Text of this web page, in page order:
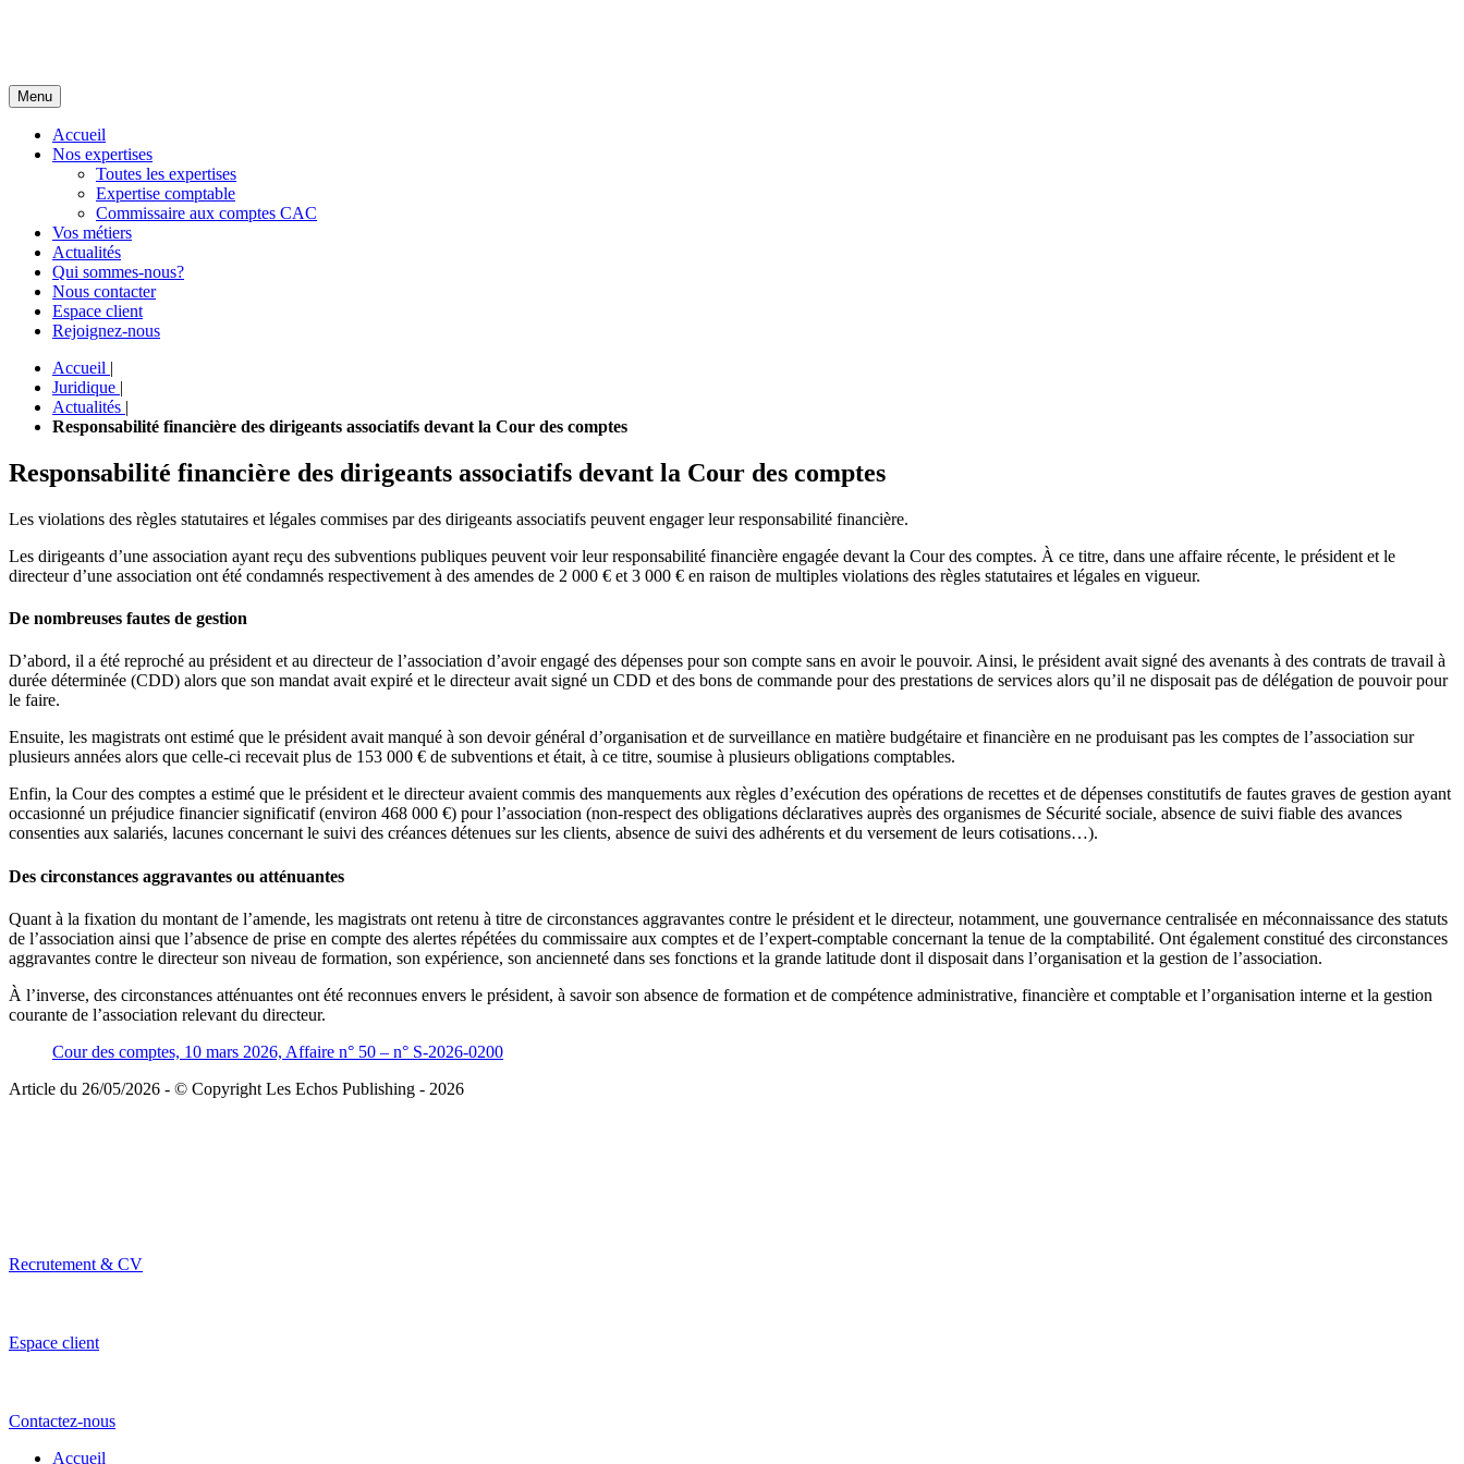
Menu
Accueil
Nos expertises
Toutes les expertises
Expertise comptable
Commissaire aux comptes CAC
Vos métiers
Actualités
Qui sommes-nous?
Nous contacter
Espace client
Rejoignez-nous
Accueil |
Juridique |
Actualités |
Responsabilité financière des dirigeants associatifs devant la Cour des comptes
Responsabilité financière des dirigeants associatifs devant la Cour des comptes
Les violations des règles statutaires et légales commises par des dirigeants associatifs peuvent engager leur responsabilité financière.
Les dirigeants d’une association ayant reçu des subventions publiques peuvent voir leur responsabilité financière engagée devant la Cour des comptes. À ce titre, dans une affaire récente, le président et le
directeur d’une association ont été condamnés respectivement à des amendes de 2 000 € et 3 000 € en raison de multiples violations des règles statutaires et légales en vigueur.
De nombreuses fautes de gestion
D’abord, il a été reproché au président et au directeur de l’association d’avoir engagé des dépenses pour son compte sans en avoir le pouvoir. Ainsi, le président avait signé des avenants à des contrats de travail à
durée déterminée (CDD) alors que son mandat avait expiré et le directeur avait signé un CDD et des bons de commande pour des prestations de services alors qu’il ne disposait pas de délégation de pouvoir pour
le faire.
Ensuite, les magistrats ont estimé que le président avait manqué à son devoir général d’organisation et de surveillance en matière budgétaire et financière en ne produisant pas les comptes de l’association sur
plusieurs années alors que celle-ci recevait plus de 153 000 € de subventions et était, à ce titre, soumise à plusieurs obligations comptables.
Enfin, la Cour des comptes a estimé que le président et le directeur avaient commis des manquements aux règles d’exécution des opérations de recettes et de dépenses constitutifs de fautes graves de gestion ayant
occasionné un préjudice financier significatif (environ 468 000 €) pour l’association (non-respect des obligations déclaratives auprès des organismes de Sécurité sociale, absence de suivi fiable des avances
consenties aux salariés, lacunes concernant le suivi des créances détenues sur les clients, absence de suivi des adhérents et du versement de leurs cotisations…).
Des circonstances aggravantes ou atténuantes
Quant à la fixation du montant de l’amende, les magistrats ont retenu à titre de circonstances aggravantes contre le président et le directeur, notamment, une gouvernance centralisée en méconnaissance des statuts
de l’association ainsi que l’absence de prise en compte des alertes répétées du commissaire aux comptes et de l’expert-comptable concernant la tenue de la comptabilité. Ont également constitué des circonstances
aggravantes contre le directeur son niveau de formation, son expérience, son ancienneté dans ses fonctions et la grande latitude dont il disposait dans l’organisation et la gestion de l’association.
À l’inverse, des circonstances atténuantes ont été reconnues envers le président, à savoir son absence de formation et de compétence administrative, financière et comptable et l’organisation interne et la gestion
courante de l’association relevant du directeur.
Cour des comptes, 10 mars 2026, Affaire n° 50 – n° S-2026-0200
Article du 26/05/2026 - © Copyright Les Echos Publishing - 2026
Recrutement & CV
Espace client
Contactez-nous
Accueil